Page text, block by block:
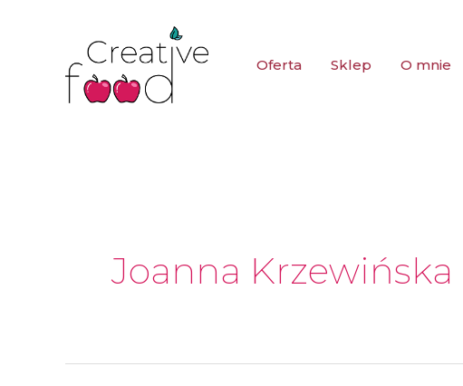
Oferta Sklep O mnie
Joanna Krzewińska